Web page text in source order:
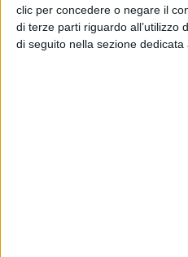
clic per concedere o negare il
di terze parti riguardo all’utilizzo
di seguito nella sezione dedicata